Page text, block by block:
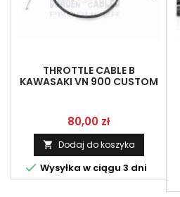
THROTTLE CABLE B
KAWASAKI VN 900 CUSTOM
Cena
80,00 zł
 Dodaj do koszyka
 Wysyłka w ciągu 3 dni